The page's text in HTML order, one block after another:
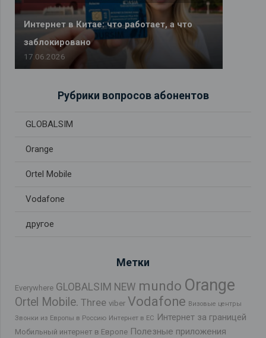
Интернет в Китае: что работает, а что
заблокировано
17.06.2026
Рубрики вопросов абонентов
GLOBALSIM
Orange
Ortel Mobile
Vodafone
другое
Метки
Everywhere GLOBALSIM NEW mundo Orange
Ortel Mobile. Three viber Vodafone Визовые центры
Звонки из Европы в Россию Интернет в ЕС Интернет за границей
Мобильный интернет в Европе Полезные приложения